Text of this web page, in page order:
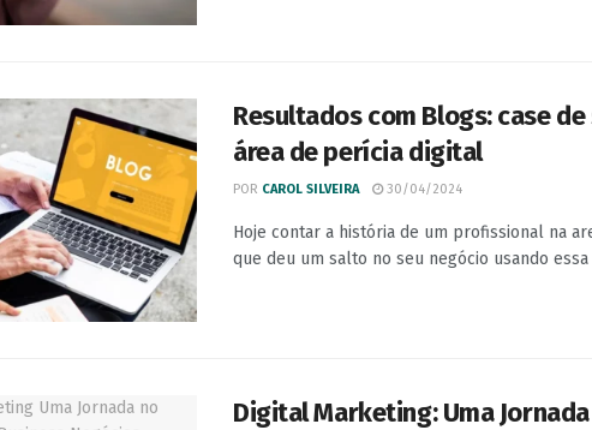
Resultados com Blogs: case
área de perícia digital
POR CAROL SILVEIRA 30/04/2024
Hoje contar a história de um profissional na
que deu um salto no seu negócio usando essa
Digital Marketing: Uma